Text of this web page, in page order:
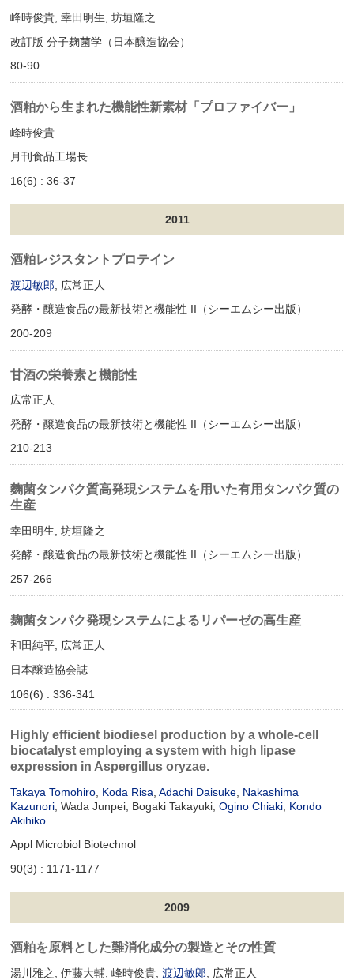
峰時俊貴, 幸田明生, 坊垣隆之
改訂版 分子麹菌学（日本醸造協会）
80-90
酒粕から生まれた機能性新素材「プロファイバー」
峰時俊貴
月刊食品工場長
16(6) : 36-37
2011
酒粕レジスタントプロテイン
渡辺敏郎 , 広常正人
発酵・醸造食品の最新技術と機能性 II（シーエムシー出版）
200-209
甘酒の栄養素と機能性
広常正人
発酵・醸造食品の最新技術と機能性 II（シーエムシー出版）
210-213
麴菌タンパク質高発現システムを用いた有用タンパク質の
生産
幸田明生, 坊垣隆之
発酵・醸造食品の最新技術と機能性 II（シーエムシー出版）
257-266
麹菌タンパク発現システムによるリパーゼの高生産
和田純平, 広常正人
日本醸造協会誌
106(6) : 336-341
Highly efficient biodiesel production by a whole-cell
biocatalyst employing a system with high lipase
expression in Aspergillus oryzae.
Takaya Tomohiro Koda Risa ,Adachi Daisuke Nakashima
Kazunori , Wada Junpei, Bogaki Takayuki,Ogino Chiaki Kondo
Akihiko
Appl Microbiol Biotechnol
90(3) : 1171-1177
2009
酒粕を原料とした難消化成分の製造とその性質
湯川雅之, 伊藤大輔, 峰時俊貴,渡辺敏郎 , 広常正人